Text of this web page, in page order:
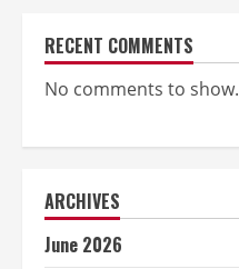
RECENT COMMENTS
No comments to show.
ARCHIVES
June 2026